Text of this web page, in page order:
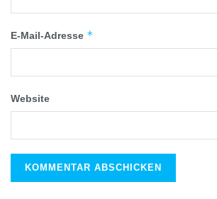
E-Mail-Adresse *
Website